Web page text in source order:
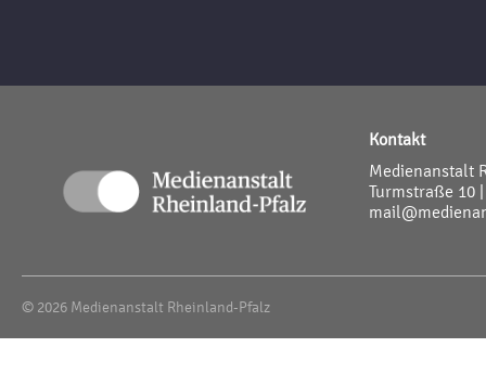
Kontakt
Medienanstalt
Turmstraße 10
© 2026 Medienanstalt Rheinland-Pfalz